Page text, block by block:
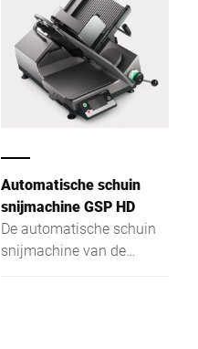
Automatische schuin
snijmachine GSP HD
De automatische schuin
snijmachine van de